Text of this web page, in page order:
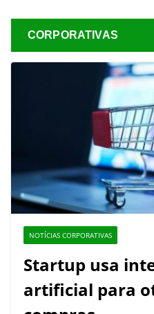
CORPORATIVAS
NOTÍCIAS CORPORATIVAS
Startup usa
artificial para